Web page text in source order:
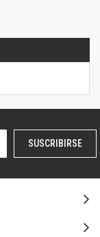
SUSCRIBIRSE